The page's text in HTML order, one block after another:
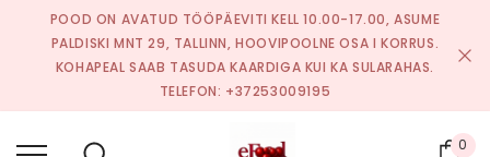
POOD ON AVATUD TÖÖPÄEVITI KELL 10.00-17.00, ASUME
PALDISKI MNT 29, TALLINN, HOOVIPOOLNE OSA I KORRUS.
KOHAPEAL SAAB TASUDA KAARDIGA KUI KA SULARAHAS.
TELEFON: +37253009195
0